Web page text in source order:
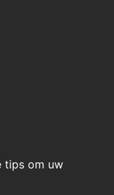
tips om uw